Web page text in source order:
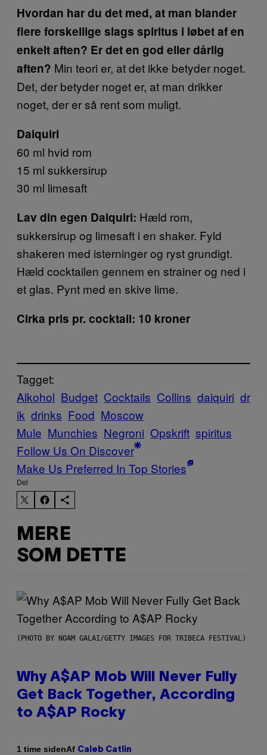
Hvordan har du det med, at man blander
flere forskellige slags spiritus i løbet af en
enkelt aften? Er det en god eller dårlig
aften? Min teori er, at det ikke betyder noget.
Det, der betyder noget er, at man drikker
noget, der er så rent som muligt.
Daiquiri
60 ml hvid rom
15 ml sukkersirup
30 ml limesaft
Lav din egen Daiquiri: Hæld rom,
sukkersirup og limesaft i en shaker. Fyld
shakeren med isterninger og ryst grundigt.
Hæld cocktailen gennem en strainer og ned i
et glas. Pynt med en skive lime.
Cirka pris pr. cocktail: 10 kroner
Tagget:
Alkohol Budget Cocktails Collins daiquiri dr
ik drinks Food Moscow
Mule Munchies Negroni Opskrift spiritus
Follow Us On Discover
Make Us Preferred In Top Stories
Del
MERE
SOM DETTE
(PHOTO BY NOAM GALAI/GETTY IMAGES FOR TRIBECA FESTIVAL)
Why A$AP Mob Will Never Fully
Get Back Together, According
to A$AP Rocky
1 time sidenAf Caleb Catlin